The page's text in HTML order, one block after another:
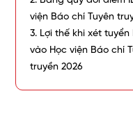
viện Báo chí Tuyên
3. Lợi thế khi xét tuyển
vào Học viện Báo chí
truyền 2026